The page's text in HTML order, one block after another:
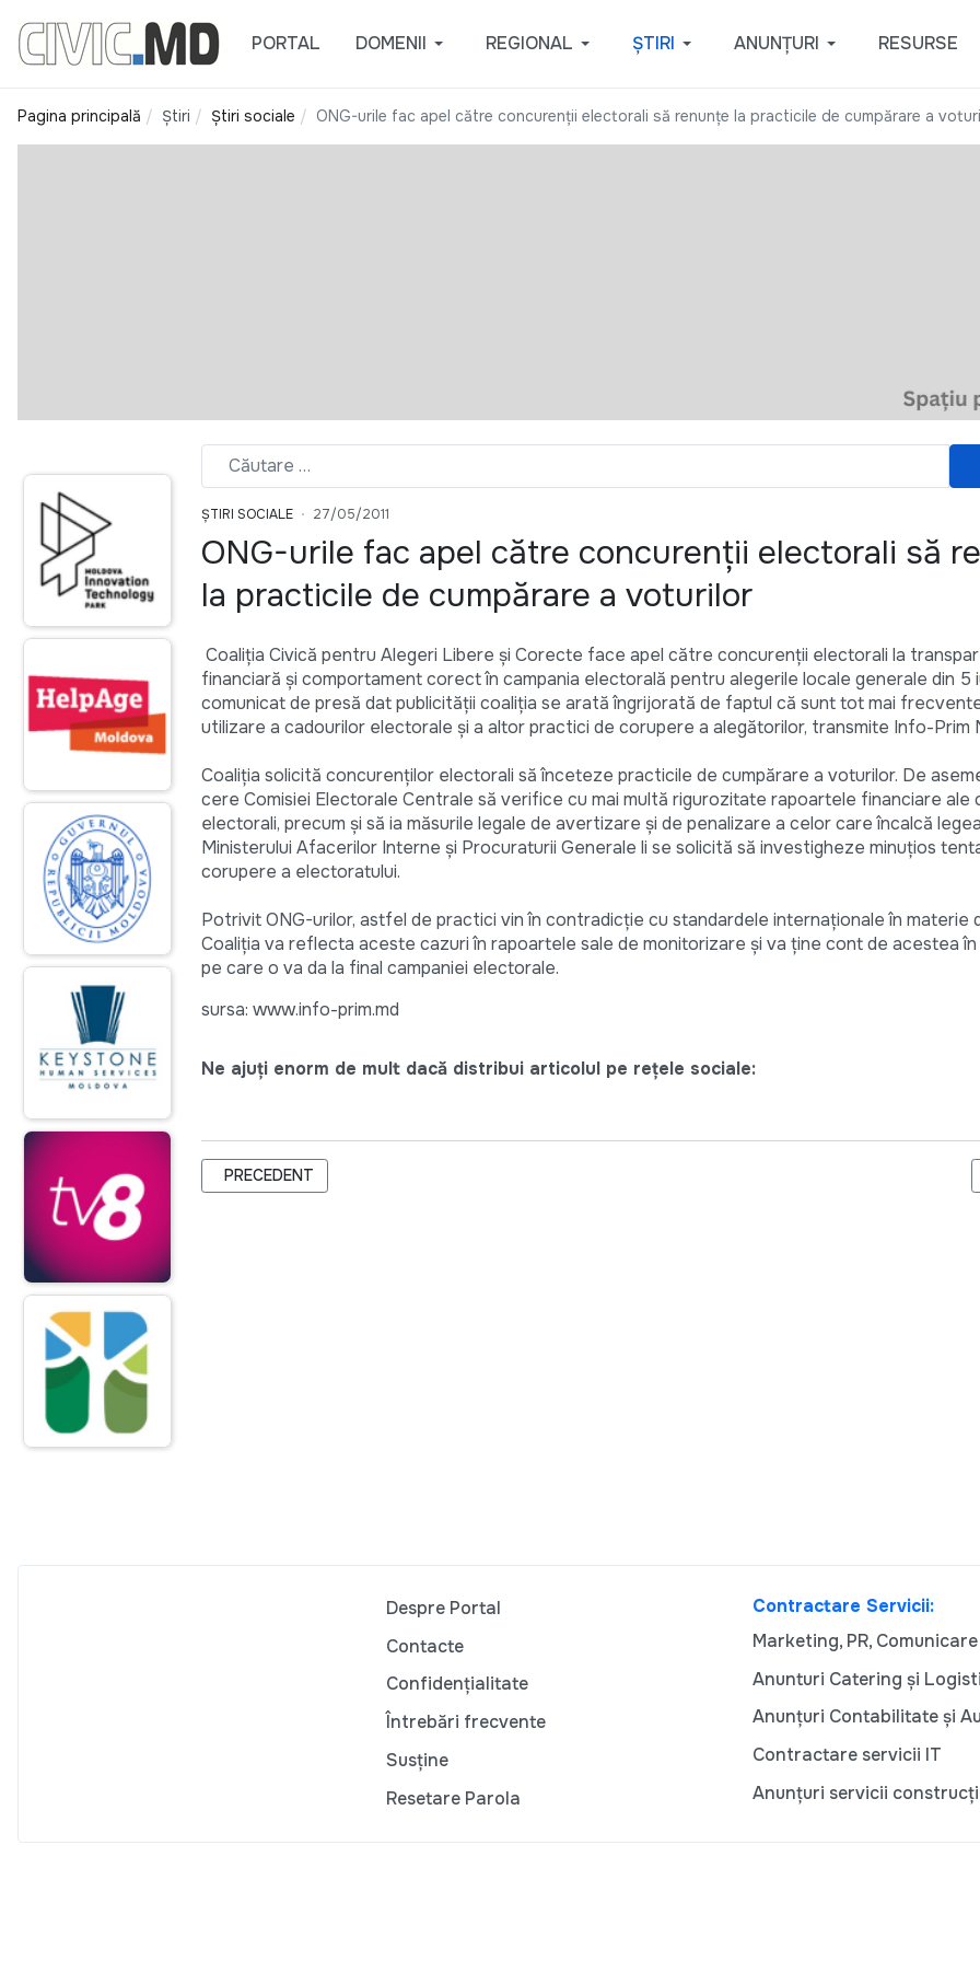
PORTAL DOMENII REGIONAL ȘTIRI ANUNȚURI RESURSE
Pagina principală Știri Știri sociale ONG-urile fac apel către concurenţii electorali să renunţe la practicile de cumpărare a
ȘTIRI SOCIALE 27/05/2011
ONG-urile fac apel către concurenţii electorali să
la practicile de cumpărare a voturilor
Coaliţia Civică pentru Alegeri Libere şi Corecte face apel către concurenţii electorali la
financiară şi comportament corect în campania electorală pentru alegerile locale generale din 5
comunicat de presă dat publicităţii coaliţia se arată îngrijorată de faptul că sunt tot mai
utilizare a cadourilor electorale şi a altor practici de corupere a alegătorilor, transmite Info-Prim
Coaliţia solicită concurenţilor electorali să înceteze practicile de cumpărare a voturilor. De
cere Comisiei Electorale Centrale să verifice cu mai multă rigurozitate rapoartele financiare ale
electorali, precum şi să ia măsurile legale de avertizare şi de penalizare a celor care încalcă
Ministerului Afacerilor Interne şi Procuraturii Generale li se solicită să investigheze minuţios
corupere a electoratului.
Potrivit ONG-urilor, astfel de practici vin în contradicţie cu standardele internaţionale în materie
Coaliţia va reflecta aceste cazuri în rapoartele sale de monitorizare şi va ţine cont de acestea
pe care o va da la final campaniei electorale.
sursa: www.info-prim.md
Ne ajuți enorm de mult dacă distribui articolul pe rețele sociale:
ARTICOL PRECEDENT: TRENULE TRENUȚULE
PRECEDENT
Despre Portal
Contacte
Confidențialitate
Întrebări frecvente
Susține
Resetare Parola
Contractare Servicii:
Marketing, PR, Comunicare
Anunturi Catering și
Anunțuri Contabilitate și
Contractare servicii IT
Anunțuri servicii